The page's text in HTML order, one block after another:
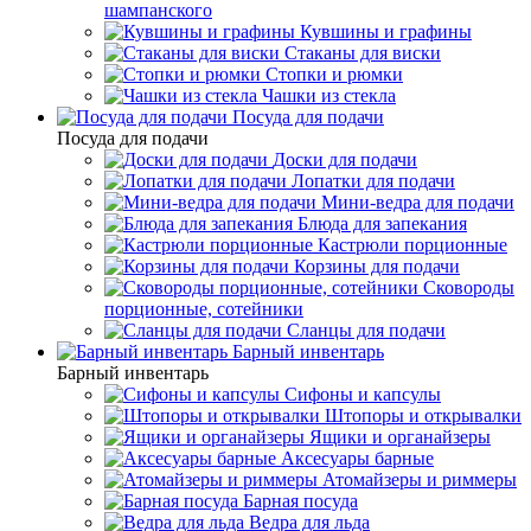
шампанского
Кувшины и графины
Стаканы для виски
Стопки и рюмки
Чашки из стекла
Посуда для подачи
Посуда для подачи
Доски для подачи
Лопатки для подачи
Мини-ведра для подачи
Блюда для запекания
Кастрюли порционные
Корзины для подачи
Сковороды
порционные, сотейники
Сланцы для подачи
Барный инвентарь
Барный инвентарь
Сифоны и капсулы
Штопоры и открывалки
Ящики и органайзеры
Аксесуары барные
Атомайзеры и риммеры
Барная посуда
Ведра для льда